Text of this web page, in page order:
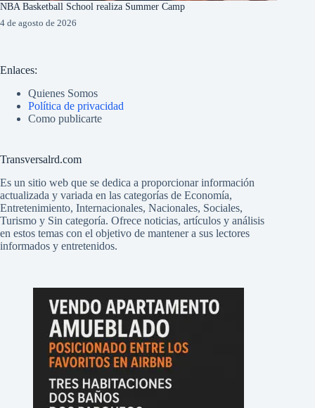
NBA Basketball School realiza Summer Camp
4 de agosto de 2026
Enlaces:
Quienes Somos
Política de privacidad
Como publicarte
Transversalrd.com
Es un sitio web que se dedica a proporcionar información
actualizada y variada en las categorías de Economía,
Entretenimiento, Internacionales, Nacionales, Sociales,
Turismo y Sin categoría. Ofrece noticias, artículos y análisis
en estos temas con el objetivo de mantener a sus lectores
informados y entretenidos.